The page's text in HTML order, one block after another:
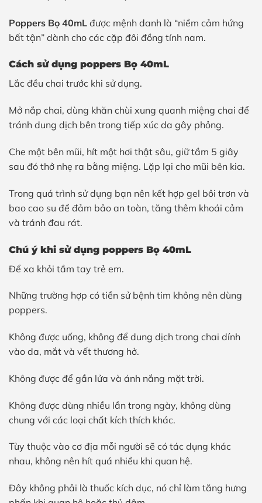
Poppers Bọ 40mL được mệnh danh là “niềm cảm hứng
bất tận” dành cho các cặp đôi đồng tính nam.
Cách sử dụng poppers Bọ 40mL
Lắc đều chai trước khi sử dụng.
Mở nắp chai, dùng khăn chùi xung quanh miệng chai để
tránh dung dịch bên trong tiếp xúc da gây phỏng.
Che một bên mũi, hít một hơi thật sâu, giữ tầm 5 giây
sau đó thở nhẹ ra bằng miệng. Lặp lại cho mũi bên kia.
Trong quá trình sử dụng bạn nên kết hợp gel bôi trơn và
bao cao su để đảm bảo an toàn, tăng thêm khoái cảm
và tránh đau rát.
Chú ý khi sử dụng poppers Bọ 40mL
Để xa khỏi tầm tay trẻ em.
Những trường hợp có tiền sử bệnh tim không nên dùng
poppers.
Không được uống, không để dung dịch trong chai dính
vào da, mắt và vết thương hở.
Không được để gần lửa và ánh nắng mặt trời.
Không được dùng nhiều lần trong ngày, không dùng
chung với các loại chất kích thích khác.
Tùy thuộc vào cơ địa mỗi người sẽ có tác dụng khác
nhau, không nên hít quá nhiều khi quan hệ.
Đây không phải là thuốc kích dục, nó chỉ làm tăng hưng